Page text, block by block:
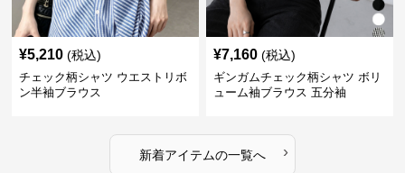
¥5,210 (税込)
チェック柄シャツ ウエストリボ
ン半袖ブラウス
¥7,160 (税込)
ギンガムチェック柄シャツ ボリ
ューム袖ブラウス 五分袖
新着アイテムの一覧へ ›